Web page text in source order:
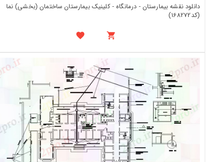
دانلود نقشه بیمارستان - درمانگاه - کلینیک بیمارستان ساختمان (بخشی) نما
(کد168272)